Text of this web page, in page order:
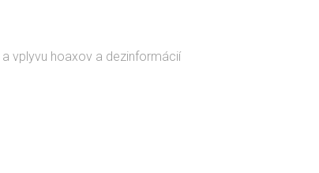
vplyvu hoaxov a dezinformácií